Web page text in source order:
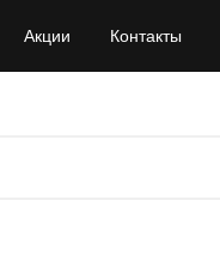
Акции Контакты